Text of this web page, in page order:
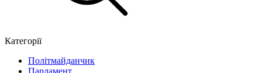
Категорії
Політмайданчик
Парламент